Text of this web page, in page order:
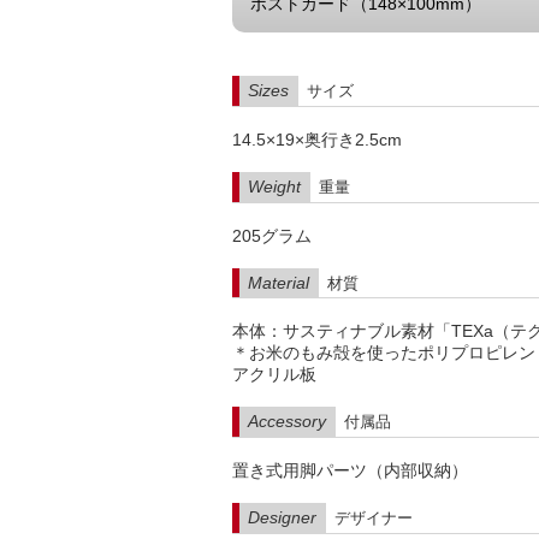
ポストカード（148×100mm）
Sizes サイズ
14.5×19×奥行き2.5cm
Weight 重量
205グラム
Material 材質
本体：サスティナブル素材「TEXa（テ
＊お米のもみ殻を使ったポリプロピレン
アクリル板
Accessory 付属品
置き式用脚パーツ（内部収納）
Designer デザイナー